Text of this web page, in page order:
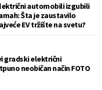
automobili izgubili
Šta je zaustavilo
EV tržište na svetu?
gradski električni
neobičan način FOTO